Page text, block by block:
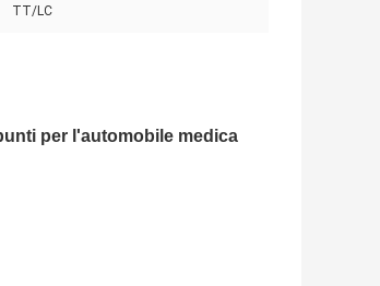
TT/LC
per l'automobile medica